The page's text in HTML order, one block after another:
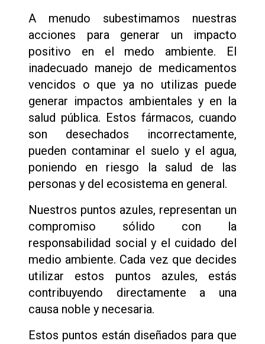
A menudo subestimamos nuestras
acciones para generar un impacto
positivo en el medo ambiente. El
inadecuado manejo de medicamentos
vencidos o que ya no utilizas puede
generar impactos ambientales y en la
salud pública. Estos fármacos, cuando
son desechados incorrectamente,
pueden contaminar el suelo y el agua,
poniendo en riesgo la salud de las
personas y del ecosistema en general.
Nuestros puntos azules, representan un
compromiso sólido con la
responsabilidad social y el cuidado del
medio ambiente. Cada vez que decides
utilizar estos puntos azules, estás
contribuyendo directamente a una
causa noble y necesaria.
Estos puntos están diseñados para que